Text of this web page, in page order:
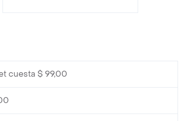
cuesta $ 99,00